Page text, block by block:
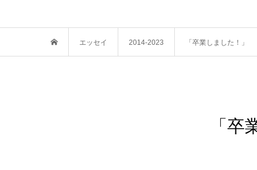
エッセイ 2014-2023 「卒業しました！」
「卒